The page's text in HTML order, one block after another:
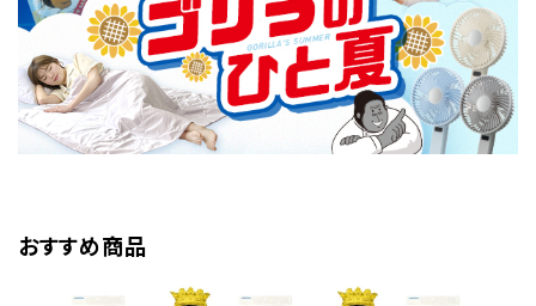
おすすめ商品